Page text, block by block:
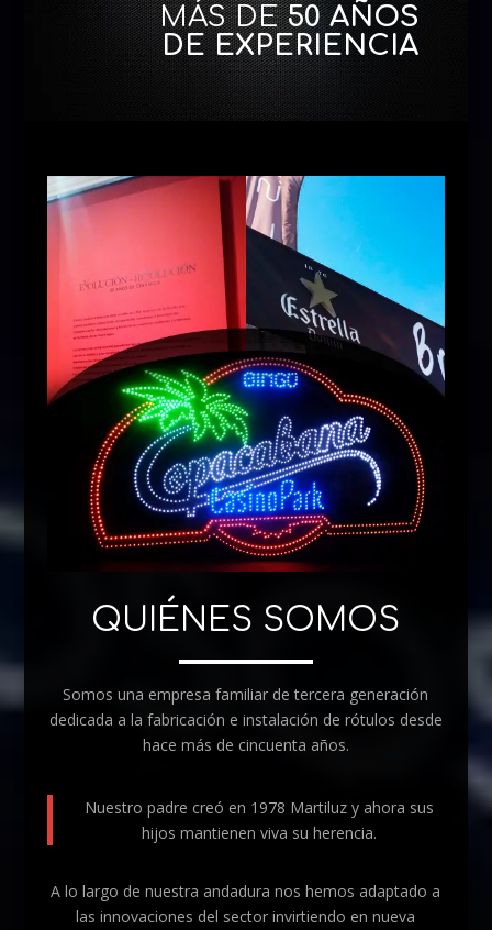
MÁS DE50 AÑOS
DE EXPERIENCIA
QUIÉNES SOMOS
Somos una empresa familiar de tercera generación
dedicada a la fabricación e instalación de rótulos desde
hace más de cincuenta años.
Nuestro padre creó en 1978 Martiluz y ahora sus
hijos mantienen viva su herencia.
A lo largo de nuestra andadura nos hemos adaptado a
las innovaciones del sector invirtiendo en nueva